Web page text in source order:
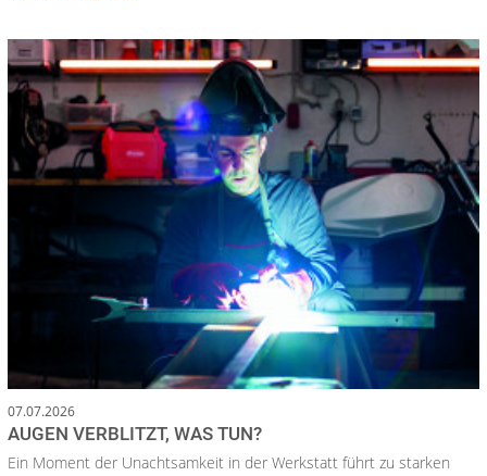
07.07.2026
AUGEN VERBLITZT, WAS TUN?
Ein Moment der Unachtsamkeit in der Werkstatt führt zu starken